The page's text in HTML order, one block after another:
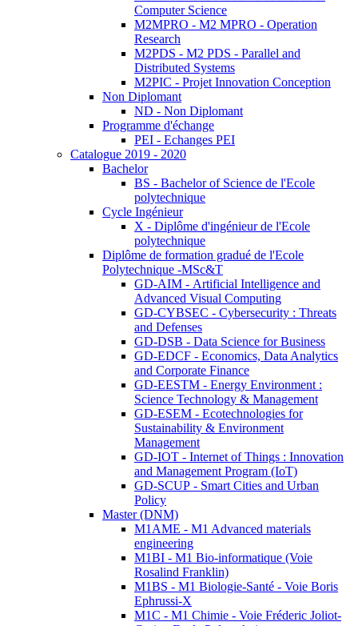
Computer Science
M2MPRO - M2 MPRO - Operation
Research
M2PDS - M2 PDS - Parallel and
Distributed Systems
M2PIC - Projet Innovation Conception
Non Diplomant
ND - Non Diplomant
Programme d'échange
PEI - Echanges PEI
Catalogue 2019 - 2020
Bachelor
BS - Bachelor of Science de l'Ecole
polytechnique
Cycle Ingénieur
X - Diplôme d'ingénieur de l'Ecole
polytechnique
Diplôme de formation gradué de l'Ecole
Polytechnique -MSc&T
GD-AIM - Artificial Intelligence and
Advanced Visual Computing
GD-CYBSEC - Cybersecurity : Threats
and Defenses
GD-DSB - Data Science for Business
GD-EDCF - Economics, Data Analytics
and Corporate Finance
GD-EESTM - Energy Environment :
Science Technology & Management
GD-ESEM - Ecotechnologies for
Sustainability & Environment
Management
GD-IOT - Internet of Things : Innovation
and Management Program (IoT)
GD-SCUP - Smart Cities and Urban
Policy
Master (DNM)
M1AME - M1 Advanced materials
engineering
M1BI - M1 Bio-informatique (Voie
Rosalind Franklin)
M1BS - M1 Biologie-Santé - Voie Boris
Ephrussi-X
M1C - M1 Chimie - Voie Fréderic Joliot-